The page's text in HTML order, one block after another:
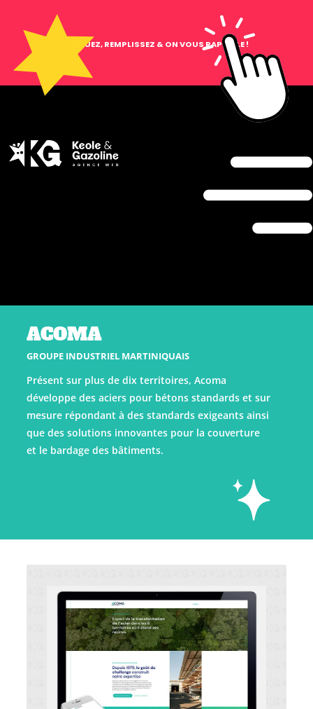
CLIQUEZ, REMPLISSEZ & ON VOUS RAPPELLE !
ACOMA
GROUPE INDUSTRIEL MARTINIQUAIS
Présent sur plus de dix territoires, Acoma
développe des aciers pour bétons standards et sur
mesure répondant à des standards exigeants ainsi
que des solutions innovantes pour la couverture
et le bardage des bâtiments.